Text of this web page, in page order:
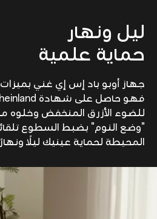
ليل ونهار
حماية علمية
جهاز أوبو باد إس إي غني
للضوء الأزرق المنخفض وخلوه
"وضع النوم" بضبط السطوع
المحيطة لحماية عينيك ليلًا